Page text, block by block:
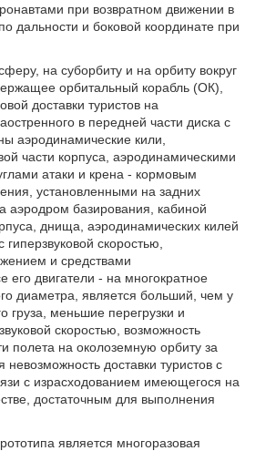
при возвратном движении в
дальности и боковой координате при
на суборбиту и на орбиту вокруг
орбитальный корабль (ОК),
доставки туристов на
в передней части диска с
аэродинамические кили,
части корпуса, аэродинамическими
атаки и крена - кормовым
установленными на задних
аэродром базирования, кабиной
днища, аэродинамических килей
скоростью,
и средствами
его двигатели - на многократное
диаметра, является больший, чем у
груза, меньшие перегрузки и
скоростью, возможность
полета на околоземную орбиту за
доставки туристов с
с израсходованием имеющегося на
достаточным для выполнения
является многоразовая